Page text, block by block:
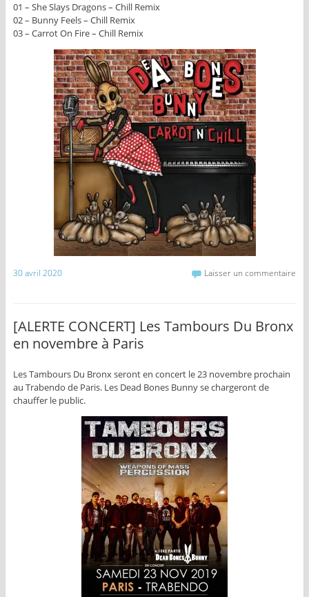
01 – She Slays Dragons – Chill Remix
02 – Bunny Feels – Chill Remix
03 – Carrot On Fire – Chill Remix
30 avril 2020 Laisser un commentaire
[ALERTE CONCERT] Les Tambours Du Bronx
en novembre à Paris
Les Tambours Du Bronx seront en concert le 23 novembre prochain
au Trabendo de Paris. Les Dead Bones Bunny se chargeront de
chauffer le public.